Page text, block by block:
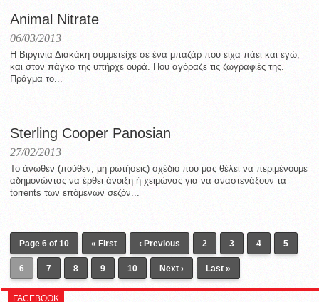
Animal Nitrate
06/03/2013
Η Βιργινία Διακάκη συμμετείχε σε ένα μπαζάρ που είχα πάει και εγώ,
και στον πάγκο της υπήρχε ουρά. Που αγόραζε τις ζωγραφιές της.
Πράγμα το...
Sterling Cooper Panosian
27/02/2013
Το άνωθεν (πούθεν, μη ρωτήσεις) σχέδιο που μας θέλει να περιμένουμε
αδημονώντας να έρθει άνοιξη ή χειμώνας για να αναστενάξουν τα
torrents των επόμενων σεζόν...
Page 6 of 10 « First ‹ Previous 2 3 4 5
6 7 8 9 10 Next › Last »
FACEBOOK